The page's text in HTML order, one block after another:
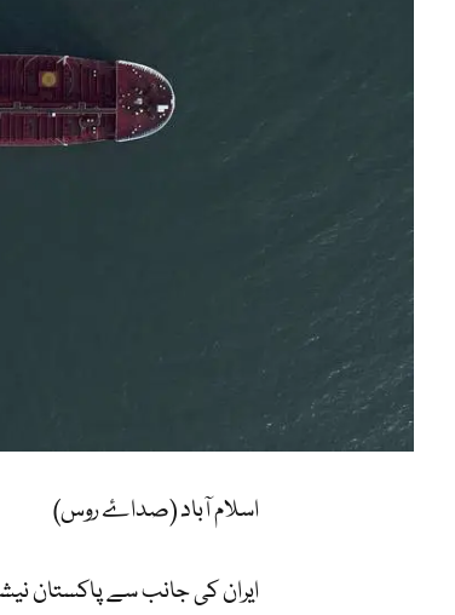
اسلام آباد (صداۓ روس)
ایران کی جانب سے پاکستان